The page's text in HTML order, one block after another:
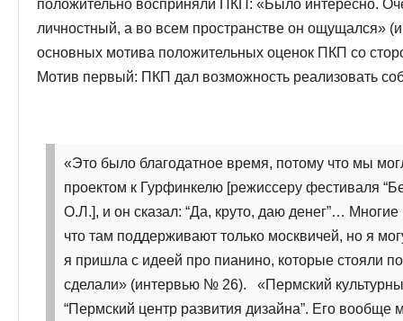
положительно восприняли ПКП: «Было интересно.
личностный, а во всем пространстве он ощущался»
основных мотива положительных оценок ПКП со
Мотив первый: ПКП дал возможность реализовать
«Это было благодатное время, потому что мы
проектом к Гурфинкелю [режиссеру фестиваля
О.Л.], и он сказал: “Да, круто, даю денег”…
что там поддерживают только москвичей, но я
я пришла с идеей про пианино, которые стояли
сделали» (интервью № 26).
«Пермский
“Пермский центр развития дизайна”. Его